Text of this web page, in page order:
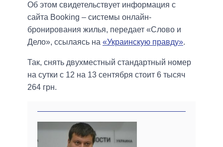
Об этом свидетельствует информация с
сайта Booking – системы онлайн-
бронирования жилья, передает «Слово и
Дело», ссылаясь на «Украинскую правду».
Так, снять двухместный стандартный номер
на сутки с 12 на 13 сентября стоит 6 тысяч
264 грн.